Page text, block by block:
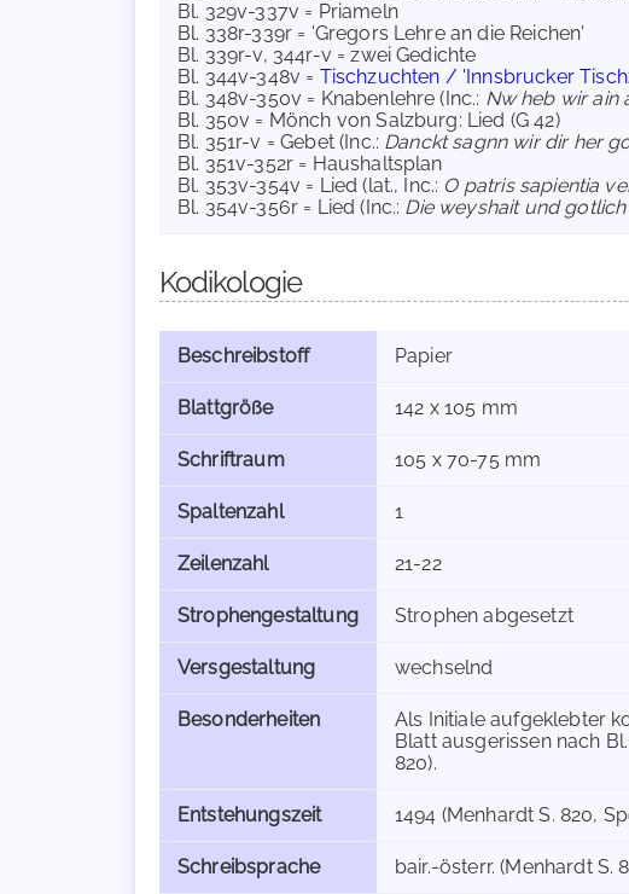
Bl. 329v-337v = Priameln
Bl. 338r-339r = 'Gregors Lehre an die Reichen'
Bl. 339r-v, 344r-v = zwei Gedichte
Bl. 344v-348v = Tischzuchten / 'Innsbrucker
Bl. 348v-350v = Knabenlehre (Inc.: Nw heb wir ain
Bl. 350v = Mönch von Salzburg: Lied (G 42)
Bl. 351r-v = Gebet (Inc.: Danckt sagnn wir dir her
Bl. 351v-352r = Haushaltsplan
Bl. 353v-354v = Lied (lat., Inc.: O patris sapientia
Bl. 354v-356r = Lied (Inc.: Die weyshait und
Kodikologie
Beschreibstoff Papier
Blattgröße 142 x 105 mm
Schriftraum 105 x 70-75 mm
Spaltenzahl 1
Zeilenzahl 21-22
Strophengestaltung Strophen abgesetzt
Versgestaltung wechselnd
Besonderheiten
Als Initiale aufgeklebter
Blatt ausgerissen nach
820).
Entstehungszeit 1494 (Menhardt S. 820,
Schreibsprache bair.-österr. (Menhardt S.